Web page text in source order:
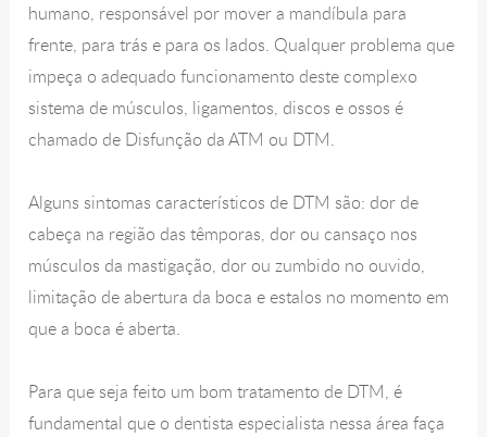
humano, responsável por mover a mandíbula para
frente, para trás e para os lados. Qualquer problema que
impeça o adequado funcionamento deste complexo
sistema de músculos, ligamentos, discos e ossos é
chamado de Disfunção da ATM ou DTM.
Alguns sintomas característicos de DTM são: dor de
cabeça na região das têmporas, dor ou cansaço nos
músculos da mastigação, dor ou zumbido no ouvido,
limitação de abertura da boca e estalos no momento em
que a boca é aberta.
Para que seja feito um bom tratamento de DTM, é
fundamental que o dentista especialista nessa área faça